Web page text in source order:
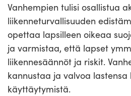
Vanhempien tulisi osallistua
liikenneturvallisuuden
opettaa lapsilleen oikeaa
ja varmistaa, että lapset
liikennesäännöt ja riskit.
kannustaa ja valvoa
käyttäytymistä.